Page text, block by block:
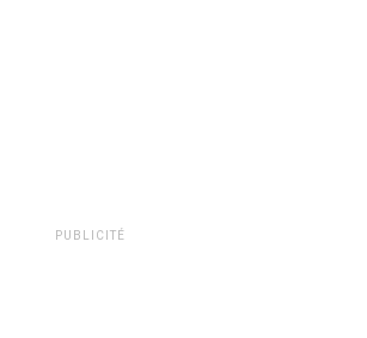
PUBLICITÉ